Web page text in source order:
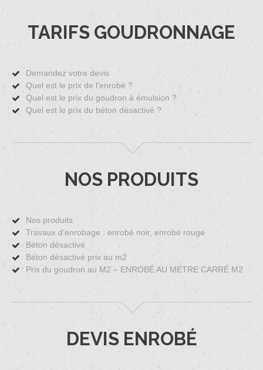
TARIFS GOUDRONNAGE
Demandez votre devis
Quel est le prix de l’enrobé ?
Quel est le prix du goudron à émulsion ?
Quel est le prix du béton désactivé ?
NOS PRODUITS
Nos produits
Travaux d’enrobage : enrobé noir, enrobé rouge
Béton désactivé
Béton désactivé prix au m2
Prix du goudron au M2 – ENROBÉ AU METRE CARRÉ M2
DEVIS ENROBÉ